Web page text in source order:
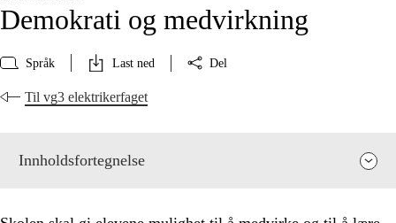
Demokrati og medvirkning
Språk Last ned Del
Til vg3 elektrikerfaget
Innholdsfortegnelse